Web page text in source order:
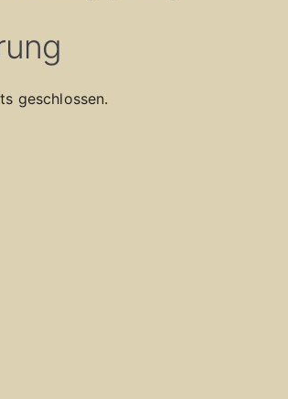
geschlossen.